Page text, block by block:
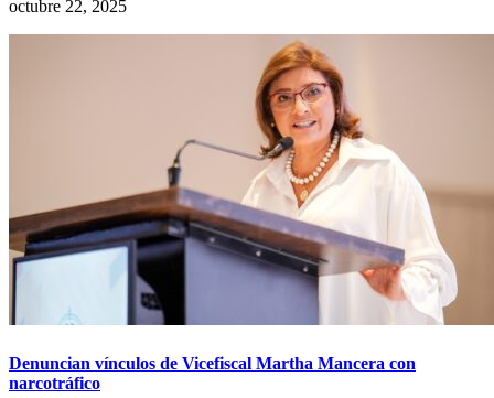
octubre 22, 2025
Denuncian vínculos de Vicefiscal Martha Mancera con
narcotráfico